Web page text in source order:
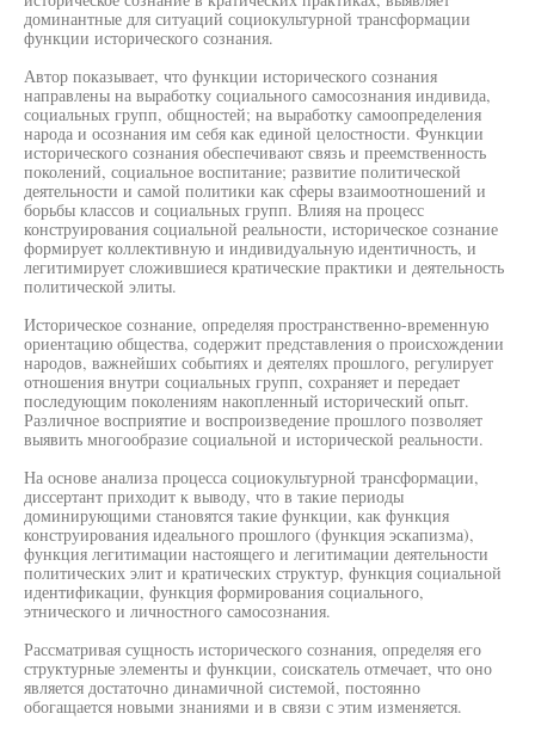
доминантные для ситуаций социокультурной трансформации
функции исторического сознания.
Автор показывает, что функции исторического сознания
направлены на выработку социального самосознания индивида,
социальных групп, общностей; на выработку самоопределения
народа и осознания им себя как единой целостности. Функции
исторического сознания обеспечивают связь и преемственность
поколений, социальное воспитание; развитие политической
деятельности и самой политики как сферы взаимоотношений и
борьбы классов и социальных групп. Влияя на процесс
конструирования социальной реальности, историческое сознание
формирует коллективную и индивидуальную идентичность, и
легитимирует сложившиеся кратические практики и деятельность
политической элиты.
Историческое сознание, определяя пространственно-временную
ориентацию общества, содержит представления о происхождении
народов, важнейших событиях и деятелях прошлого, регулирует
отношения внутри социальных групп, сохраняет и передает
последующим поколениям накопленный исторический опыт.
Различное восприятие и воспроизведение прошлого позволяет
выявить многообразие социальной и исторической реальности.
На основе анализа процесса социокультурной трансформации,
диссертант приходит к выводу, что в такие периоды
доминирующими становятся такие функции, как функция
конструирования идеального прошлого (функция эскапизма),
функция легитимации настоящего и легитимации деятельности
политических элит и кратических структур, функция социальной
идентификации, функция формирования социального,
этнического и личностного самосознания.
Рассматривая сущность исторического сознания, определяя его
структурные элементы и функции, соискатель отмечает, что оно
является достаточно динамичной системой, постоянно
обогащается новыми знаниями и в связи с этим изменяется.